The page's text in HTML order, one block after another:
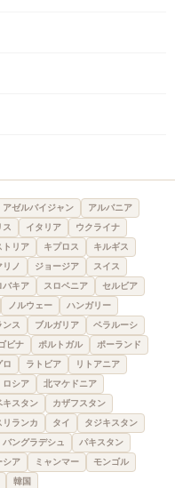
アゼルバイジャン
アルバニア
ス イタリア
ウクライナ
トリア キプロス
キルギス
リノ ジョージア
スイス
バキア スロベニア
セルビア
ノルウェー
ハンガリー
ンス ブルガリア
ベラルーシ
ビナ ポルトガル
ポーランド
ラトビア
リトアニア
ロシア 北マケドニア
キスタン
カザフスタン
リランカ タイ
タジキスタン
バングラデシュ
パキスタン
シア ミャンマー
モンゴル
韓国